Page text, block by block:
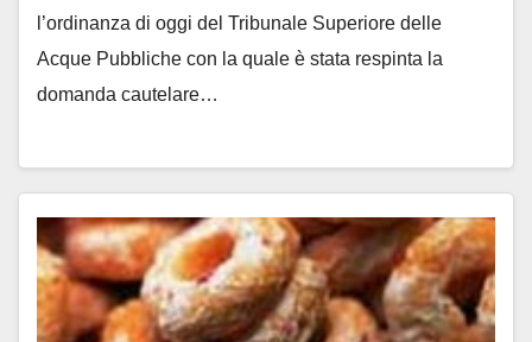
l’ordinanza di oggi del Tribunale Superiore delle
Acque Pubbliche con la quale è stata respinta la
domanda cautelare…